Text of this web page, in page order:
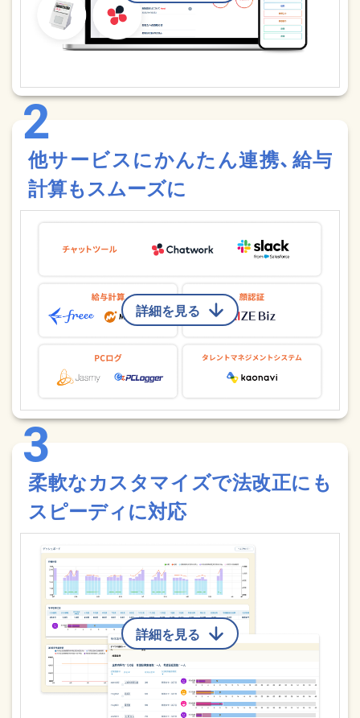
他サービスにかんたん連携、給与
計算もスムーズに
詳細を見る
柔軟なカスタマイズで法改正にも
スピーディに対応
詳細を見る